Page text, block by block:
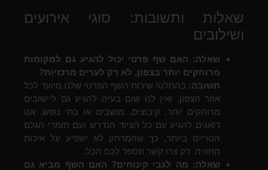
שאלות ותשובות: סוגי אירועים
ושילובים
שאלה: האם שף פרטי יכול להגיע גם למקומות
מרוחקים יותר בצפון, לא רק לערים מרכזיות?
תשובה: בהחלט! שירות השף הפרטי שלנו מיועד לכל
אזור הצפון, ואין לנו שום בעיה להגיע גם ליישובים
מרוחקים יותר, קיבוצים, מושבים או בתי נופש. אנו
דואגים להגיע עם כל הציוד הנדרש ועם חומרי הגלם
הטריים ביותר, כך שהמרחק לא ישפיע על איכות
החוויה. רק צרו קשר ונספר לכם הכל.
שאלה: מה לגבי קינוחים? האם השף מביא גם